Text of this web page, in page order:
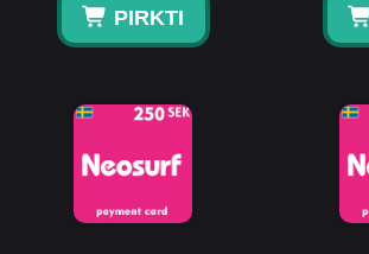
PIRKTI